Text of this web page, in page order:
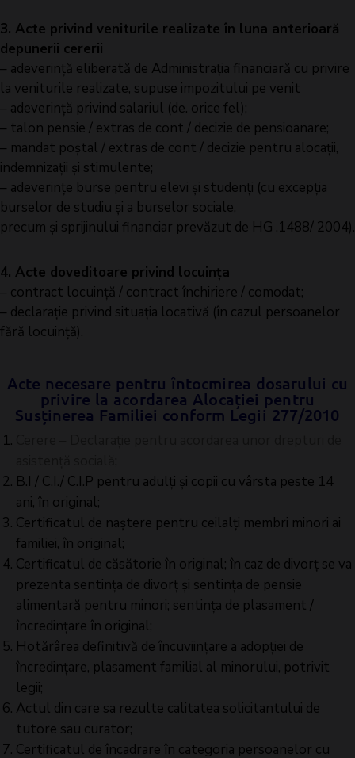
3. Acte privind veniturile realizate în luna anterioară
depunerii cererii
– adeverință eliberată de Administrația financiară cu privire
la veniturile realizate, supuse impozitului pe venit
– adeverință privind salariul (de. orice fel);
– talon pensie / extras de cont / decizie de pensioanare;
– mandat poștal / extras de cont / decizie pentru alocații,
indemnizații și stimulente;
– adeverințe burse pentru elevi și studenți (cu excepția
burselor de studiu și a burselor sociale,
precum și sprijinului financiar prevăzut de HG .1488/ 2004).
4. Acte doveditoare privind locuința
– contract locuință / contract închiriere / comodat;
– declarație privind situația locativă (în cazul persoanelor
fără locuință).
Acte necesare pentru întocmirea dosarului cu
privire la acordarea Alocației pentru
Susținerea Familiei conform Legii 277/2010
;
B.I / C.I./ C.I.P pentru adulți și copii cu vârsta peste 14
ani, în original;
Certificatul de naștere pentru ceilalți membri minori ai
familiei, în original;
Certificatul de căsătorie în original; în caz de divorț se va
prezenta sentința de divorț și sentința de pensie
alimentară pentru minori; sentința de plasament /
încredințare în original;
Hotărârea definitivă de încuviințare a adopției de
încredințare, plasament familial al minorului, potrivit
legii;
Actul din care sa rezulte calitatea solicitantului de
tutore sau curator;
Certificatul de încadrare în categoria persoanelor cu